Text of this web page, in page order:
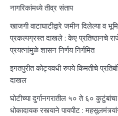
नागरिकांमध्ये तीव्र संताप
खाजगी वाटाघाटीद्वारे जमीन दिलेल्या व
प्रकल्पग्रस्त दाखले : केए प्रतिष्ठानचे
प्रयत्नांमुळे शासन निर्णय निर्गमित
इगतपुरीत कोट्यवधी रुपये किमतीचे
दाखल
घोटीच्या दुर्गानगरातील ५० ते ६० कुटुंबांचा
धोकादायक रस्त्याने पायपीट :